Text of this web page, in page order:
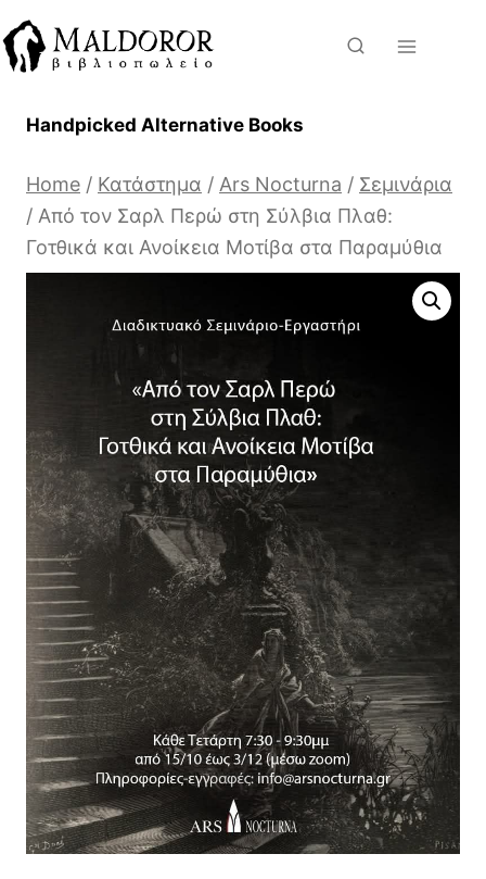
to
content
Handpicked Alternative Books
Home / Κατάστημα / Ars Nocturna / Σεμινάρια
/ Από τον Σαρλ Περώ στη Σύλβια Πλαθ:
Γοτθικά και Ανοίκεια Μοτίβα στα Παραμύθια